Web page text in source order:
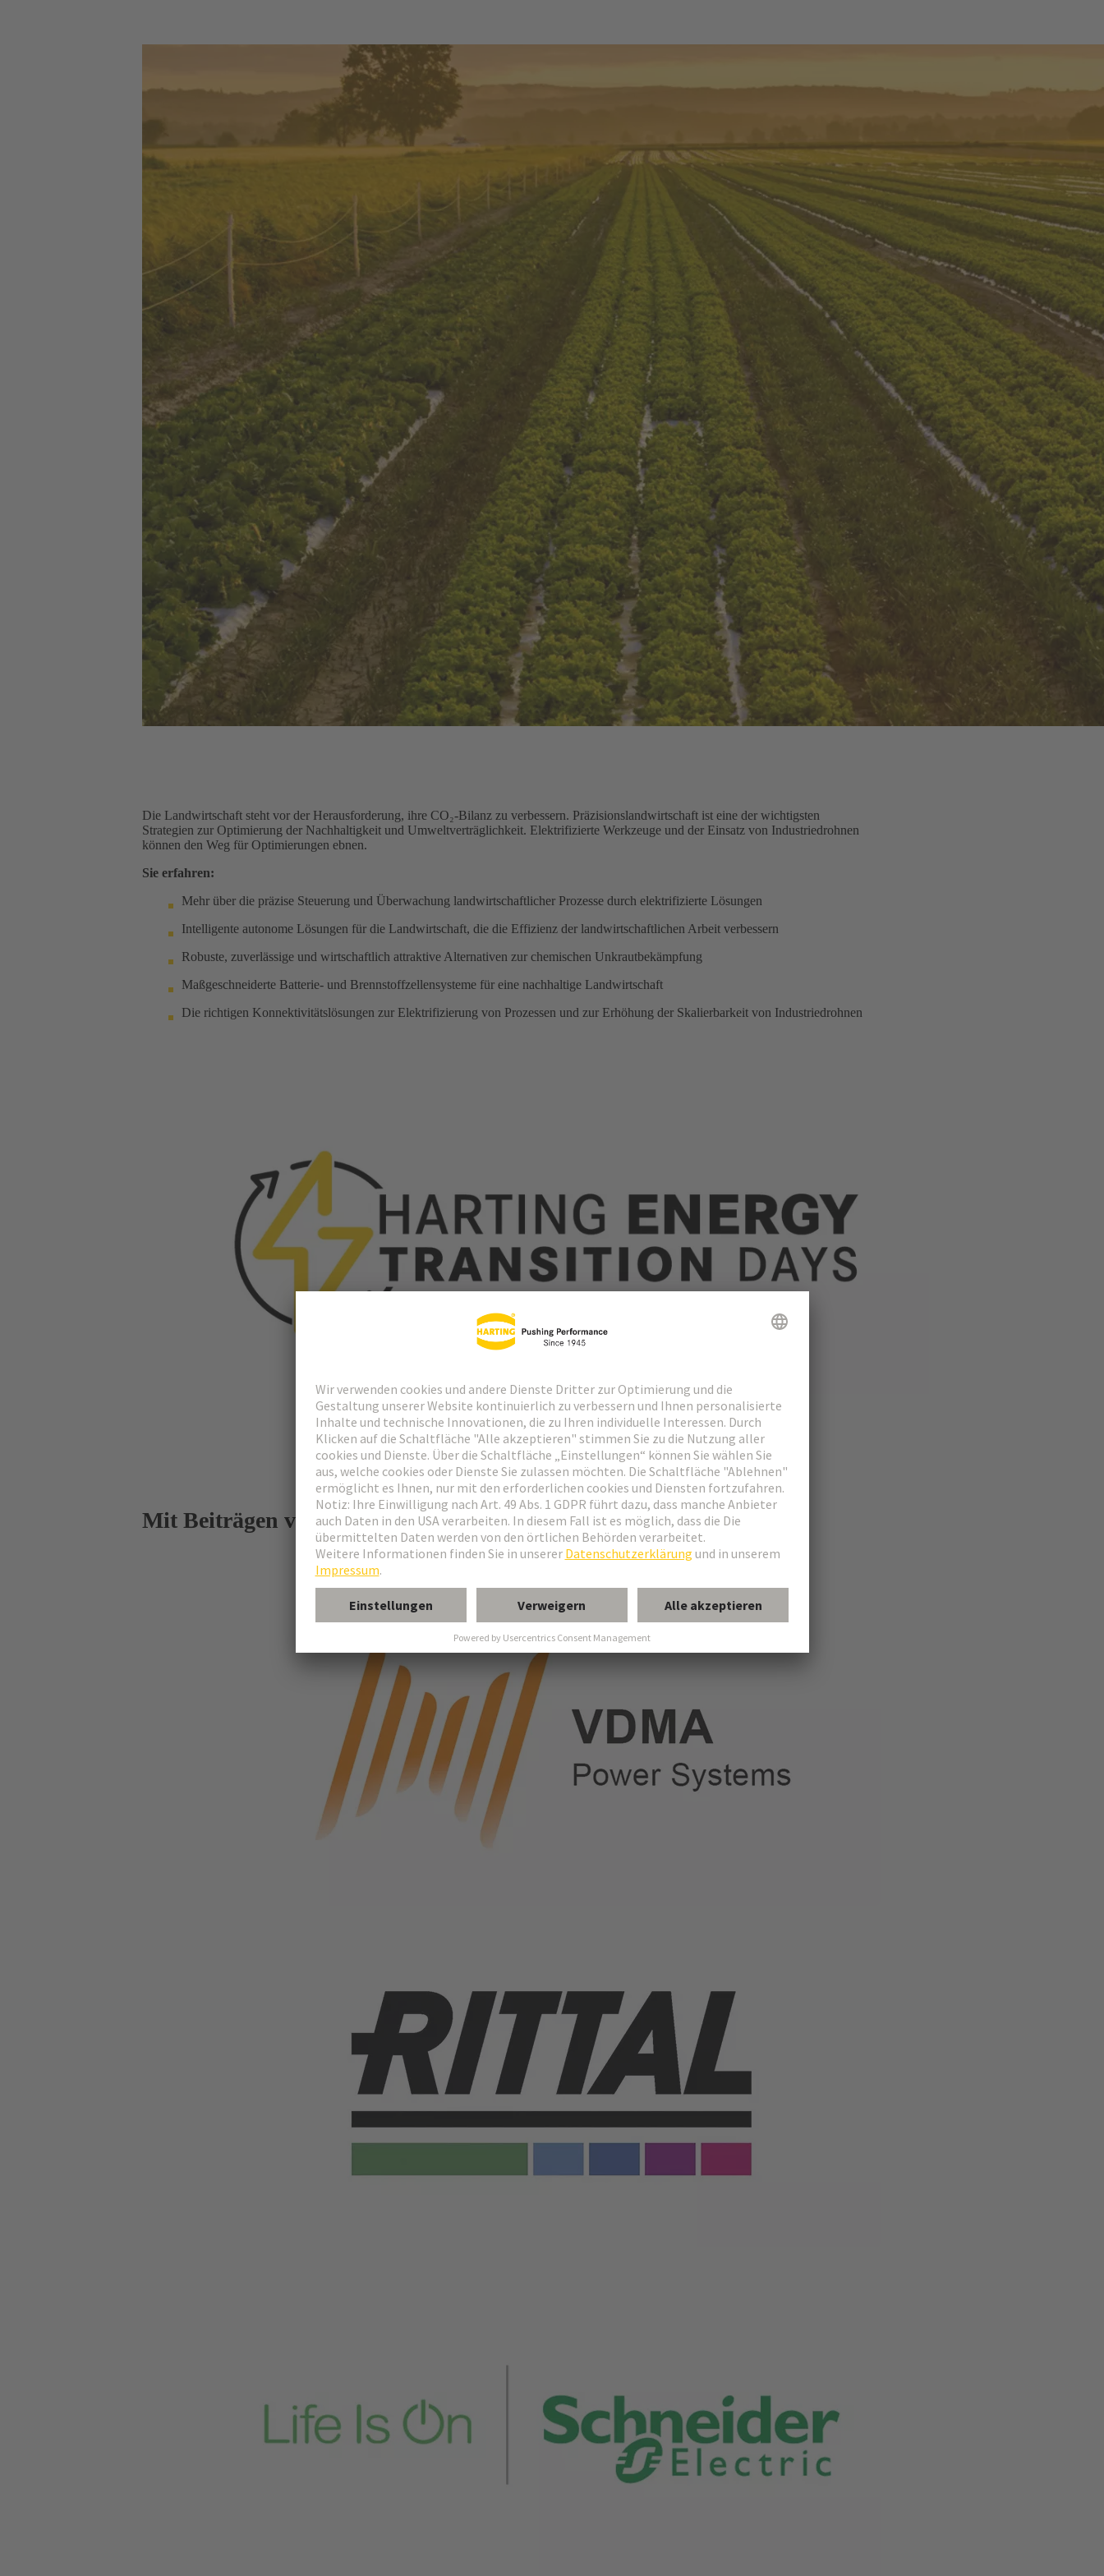
Die Landwirtschaft steht vor der Herausforderung, ihre CO₂-Bilanz zu verbessern. Präzisionslandwirtschaft ist eine der wichtigsten
Strategien zur Optimierung der Nachhaltigkeit und Umweltverträglichkeit. Elektrifizierte Werkzeuge und der Einsatz von Industriedrohnen
können den Weg für Optimierungen ebnen.
Sie erfahren:
Mehr über die präzise Steuerung und Überwachung landwirtschaftlicher Prozesse durch elektrifizierte Lösungen
Intelligente autonome Lösungen für die Landwirtschaft, die die Effizienz der landwirtschaftlichen Arbeit verbessern
Robuste, zuverlässige und wirtschaftlich attraktive Alternativen zur chemischen Unkrautbekämpfung
Maßgeschneiderte Batterie- und Brennstoffzellensysteme für eine nachhaltige Landwirtschaft
Die richtigen Konnektivitätslösungen zur Elektrifizierung von Prozessen und zur Erhöhung der Skalierbarkeit von Industriedrohnen
Mit Beiträgen von